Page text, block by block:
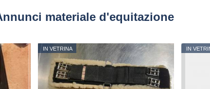
materiale d'equitazione
IN VETRINA IN